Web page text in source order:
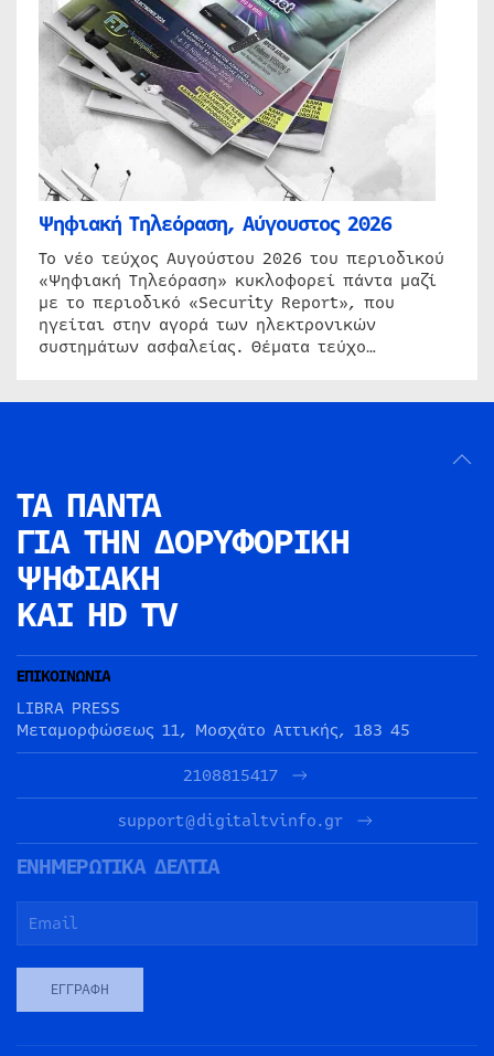
Ψηφιακή Τηλεόραση, Αύγουστος 2026
Το νέο τεύχος Αυγούστου 2026 του περιοδικού
«Ψηφιακή Τηλεόραση» κυκλοφορεί πάντα μαζί
με το περιοδικό «Security Report», που
ηγείται στην αγορά των ηλεκτρονικών
συστημάτων ασφαλείας. Θέματα τεύχο…
ΤΑ ΠΑΝΤΑ
ΓΙΑ ΤΗΝ ΔΟΡΥΦΟΡΙΚΗ
ΨΗΦΙΑΚΗ
ΚΑΙ HD TV
ΕΠΙΚΟΙΝΩΝΙΑ
LIBRA PRESS
Μεταμορφώσεως 11, Μοσχάτο Αττικής, 183 45
2108815417
support@digitaltvinfo.gr
ΕΝΗΜΕΡΩΤΙΚΑ ΔΕΛΤΙΑ
ΕΓΓΡΑΦΉ